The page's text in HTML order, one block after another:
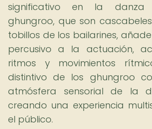
significativo en la danza
ghungroo, que son
tobillos de los bailarines,
percusivo a la actuación,
ritmos y movimientos
distintivo de los ghungroo
atmósfera sensorial de la
creando una experiencia
el público.